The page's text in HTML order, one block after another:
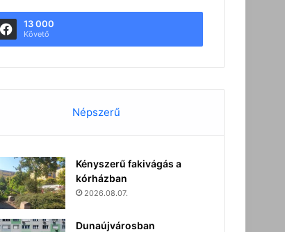
13 000
Követő
Népszerű
Kényszerű fakivágás a
kórházban
2026.08.07.
Dunaújvárosban